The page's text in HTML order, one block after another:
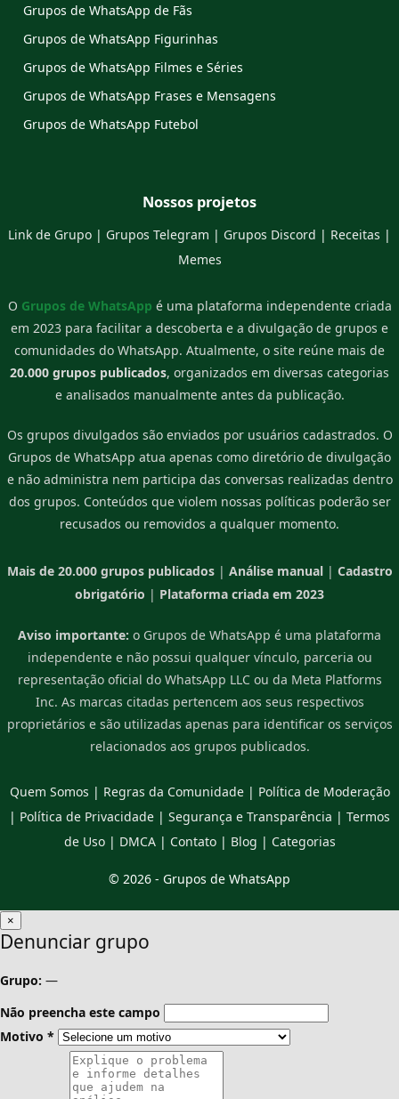
Grupos de WhatsApp de Fãs
Grupos de WhatsApp Figurinhas
Grupos de WhatsApp Filmes e Séries
Grupos de WhatsApp Frases e Mensagens
Grupos de WhatsApp Futebol
Nossos projetos
Link de Grupo | Grupos Telegram | Grupos Discord | Receitas |
Memes
O Grupos de WhatsApp é uma plataforma independente criada
em 2023 para facilitar a descoberta e a divulgação de grupos e
comunidades do WhatsApp. Atualmente, o site reúne mais de
20.000 grupos publicados, organizados em diversas categorias
e analisados manualmente antes da publicação.
Os grupos divulgados são enviados por usuários cadastrados. O
Grupos de WhatsApp atua apenas como diretório de divulgação
e não administra nem participa das conversas realizadas dentro
dos grupos. Conteúdos que violem nossas políticas poderão ser
recusados ou removidos a qualquer momento.
Mais de 20.000 grupos publicados| Análise manual| Cadastro
obrigatório | Plataforma criada em 2023
Aviso importante: o Grupos de WhatsApp é uma plataforma
independente e não possui qualquer vínculo, parceria ou
representação oficial do WhatsApp LLC ou da Meta Platforms
Inc. As marcas citadas pertencem aos seus respectivos
proprietários e são utilizadas apenas para identificar os serviços
relacionados aos grupos publicados.
Quem Somos | Regras da Comunidade| Política de Moderação
| Política de Privacidade | Segurança e Transparência | Termos
de Uso| DMCA| Contato| Blog | Categorias
© 2026 - Grupos de WhatsApp
×
Denunciar grupo
Grupo: —
Não preencha este campo
Motivo *